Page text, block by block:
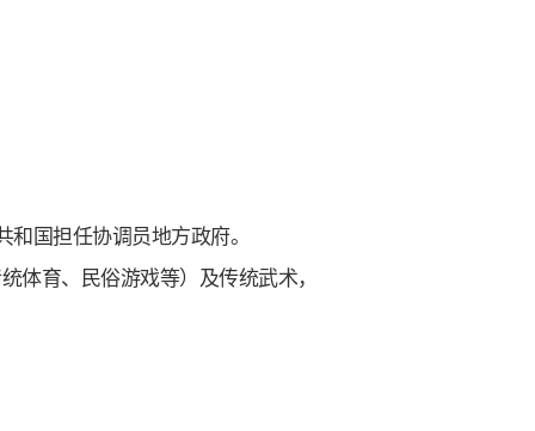
国担任协调员地方政府。
体育、民俗游戏等）及传统武术，